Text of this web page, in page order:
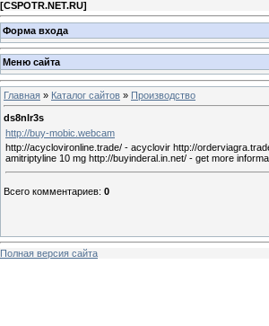
[CSPOTR.NET.RU]
Форма входа
Меню сайта
Главная » Каталог сайтов » Производство
ds8nlr3s
http://buy-mobic.webcam
http://acyclovironline.trade/ - acyclovir http://
amitriptyline 10 mg http://buyinderal.in.net/ - get more
Всего комментариев: 0
Полная версия сайта